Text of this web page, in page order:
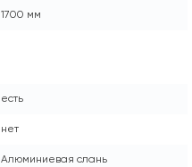
1700 мм
есть
нет
Алюминиевая слань